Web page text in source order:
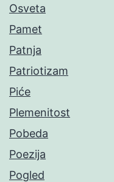
Osveta
Pamet
Patnja
Patriotizam
Piće
Plemenitost
Pobeda
Poezija
Pogled